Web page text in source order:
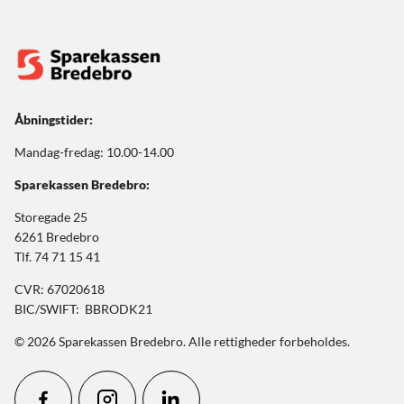
Åbningstider:
Mandag-fredag: 10.00-14.00
Sparekassen Bredebro:
Storegade 25
6261 Bredebro
Tlf. 74 71 15 41
CVR: 67020618
BIC/SWIFT: BBRODK21
© 2026 Sparekassen Bredebro. Alle rettigheder forbeholdes.